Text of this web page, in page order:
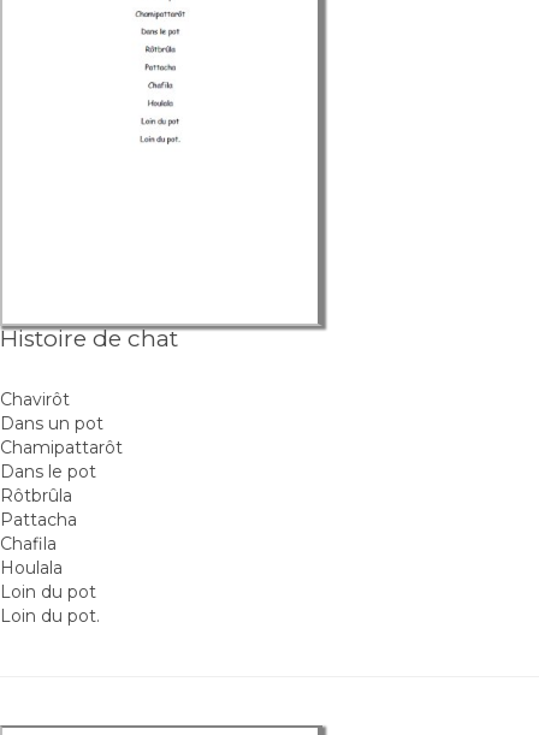
Histoire de chat
Chavirôt
Dans un pot
Chamipattarôt
Dans le pot
Rôtbrûla
Pattacha
Chafila
Houlala
Loin du pot
Loin du pot.